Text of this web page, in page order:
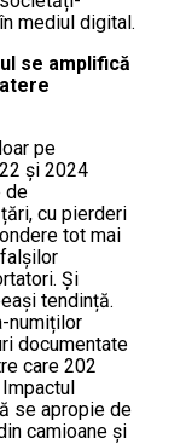
mediul digital.
se amplifică
pe
și 2024
de
cu pierderi
tot mai
Și
tendință.
numiților
documentate
care 202
se apropie de
camioane și